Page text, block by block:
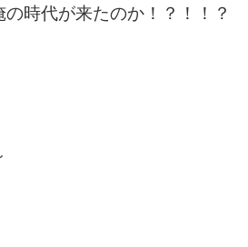
の時代が来たのか！？！！？